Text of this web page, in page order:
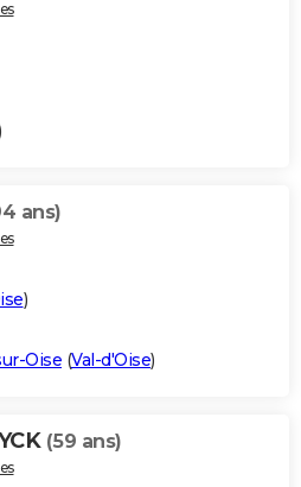
ans)
)
Oise (Val-d'Oise)
(59 ans)